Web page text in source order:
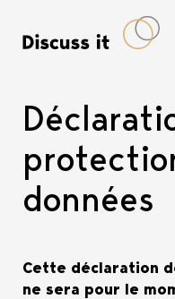
données
Cette déclaration
ne sera pour le